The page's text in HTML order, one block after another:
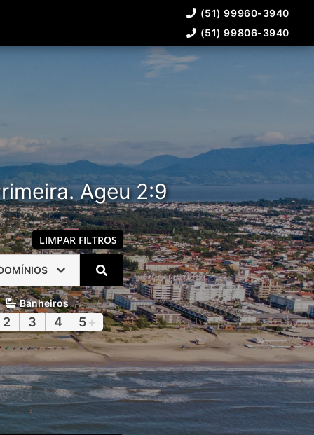
(51) 99960-3940
(51) 99806-3940
Ageu 2:9
LIMPAR FILTROS
Banheiros
2 3 4 5+